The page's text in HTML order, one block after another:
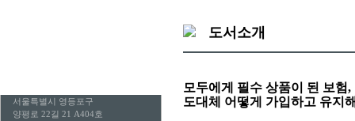
서울특별시 영등포구
양평로 22길 21 A404호
도서소개
모두에게 필수 상품이 된 보험,
도대체 어떻게 가입하고 유지